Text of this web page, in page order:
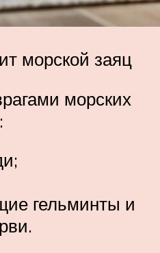
морской заяц
морских
гельминты и